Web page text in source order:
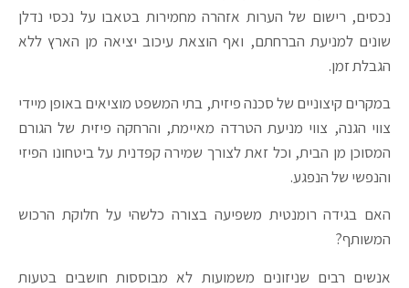
נכסים, רישום של הערות אזהרה מחמירות בטאבו על נכסי נדלן
שונים למניעת הברחתם, ואף הוצאת עיכוב יציאה מן הארץ ללא
הגבלת זמן.
במקרים קיצוניים של סכנה פיזית, בתי המשפט מוציאים באופן מיידי
צווי הגנה, צווי מניעת הטרדה מאיימת, והרחקה פיזית של הגורם
המסוכן מן הבית, וכל זאת לצורך שמירה קפדנית על ביטחונו הפיזי
והנפשי של הנפגע.
האם בגידה רומנטית משפיעה בצורה כלשהי על חלוקת הרכוש
המשותף?
אנשים רבים שניזונים משמועות לא מבוססות חושבים בטעות